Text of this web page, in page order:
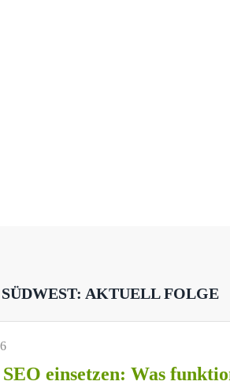
AKTUELL FOLGE
einsetzen: Was